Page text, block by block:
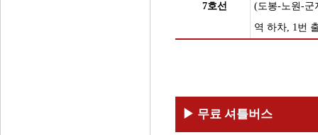
7호선
(도봉-노원-군
역 하차, 1번
▶ 무료 셔틀버스